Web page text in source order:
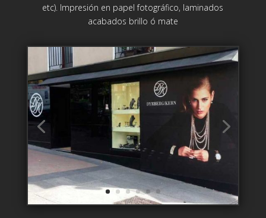
etc). Impresión en papel fotográfico, laminados
acabados brillo ó mate